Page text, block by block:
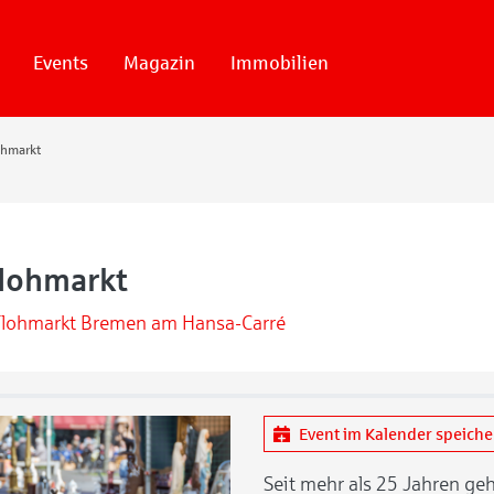
Events Magazin Immobilien
Bremen am Hansa-Carré
Event im Kalender
Seit mehr als 25 Jahren